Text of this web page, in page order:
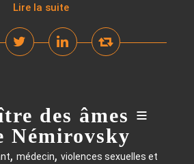
Lire la suite
des âmes ≡
Némirovsky
, médecin, violences sexuelles et